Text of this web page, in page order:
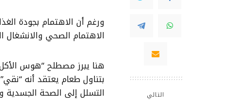
التالي
ورغم أن الاهتمام بجودة
الاهتمام الصحي
هنا يبرز مصطلح “هوس
بتناول طعام يعتقد أنه
التسلل إلى الصحة